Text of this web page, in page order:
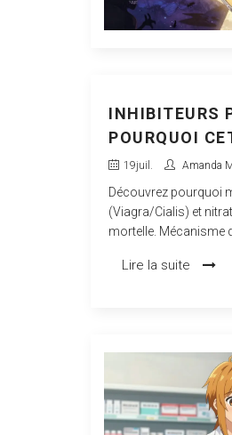
INHIBITEURS
POURQUOI
MORTELLE
19juil. Amanda
Découvrez pourquoi
(Viagra/Cialis) et
mortelle. Mécanisme
Lire la suite